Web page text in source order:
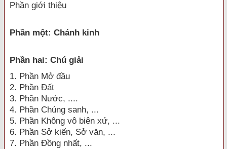
Phần giới thiệu
Phần một: Chánh kinh
Phần hai: Chú giải
1. Phần Mở đầu
2. Phần Đất
3. Phần Nước, ....
4. Phần Chúng sanh, ...
5. Phần Không vô biên xứ, ...
6. Phần Sở kiến, Sở văn, ...
7. Phần Đồng nhất, ...